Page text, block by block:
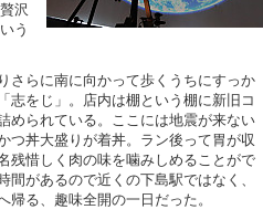
沢
う
さらに南に向かって歩くうちにすっか
志をじ」。店内は棚という棚に新旧コ
められている。ここには地震が来ない
つ丼大盛りが着丼。ラン後って胃が収
残惜しく肉の味を噛みしめることがで
があるので近くの下島駅ではなく、
る、趣味全開の一日だった。